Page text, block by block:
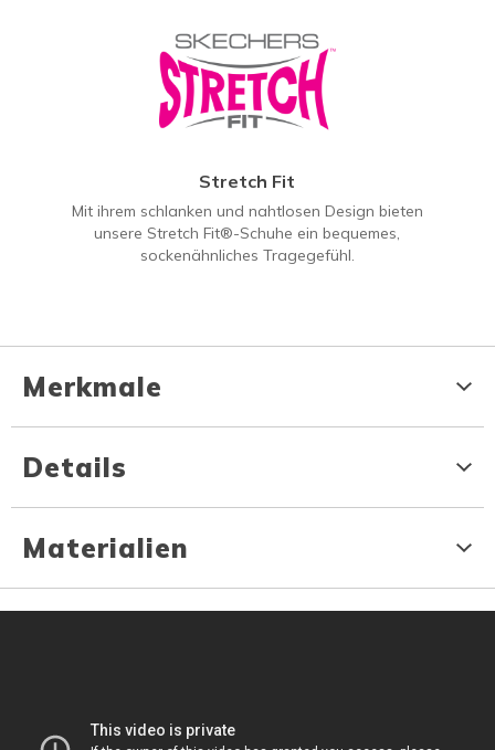
Stretch Fit
Mit ihrem schlanken und nahtlosen Design bieten
unsere Stretch Fit®-Schuhe ein bequemes,
sockenähnliches Tragegefühl.
Merkmale
Details
Materialien